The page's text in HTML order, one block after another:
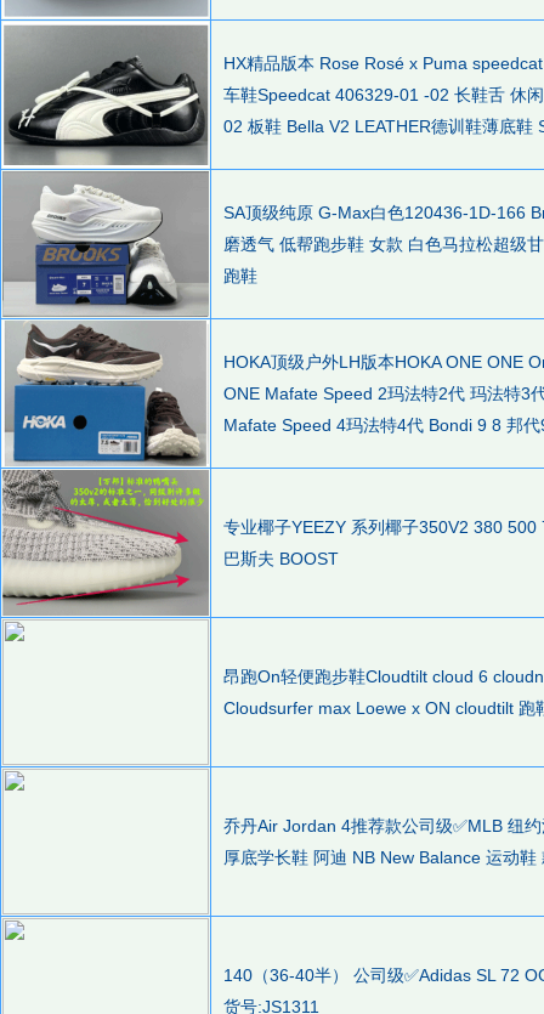
HX精品版本 Rose Rosé x Puma
车鞋Speedcat 406329-01 -02 长鞋舌 休
02 板鞋 Bella V2 LEATHER德训鞋薄底
SA顶级纯原 G-Max白色120436-1D-166
磨透气 低帮跑步鞋 女款 白色马拉松超级
跑鞋
HOKA顶级户外LH版本HOKA ONE ONE
ONE Mafate Speed 2玛法特2代 玛法特3
Mafate Speed 4玛法特4代 Bondi 9 8 邦
专业椰子YEEZY 系列椰子350V2 380
巴斯夫 BOOST
昂跑On轻便跑步鞋Cloudtilt cloud 6
Cloudsurfer max Loewe x ON cloudtilt 跑
乔丹Air Jordan 4推荐款公司级✅MLB 纽
厚底学长鞋 阿迪 NB New Balance 运动鞋
140（36-40半） 公司级✅Adidas SL 72
货号:JS1311